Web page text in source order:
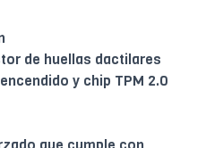
de huellas dactilares
y chip TPM 2.0